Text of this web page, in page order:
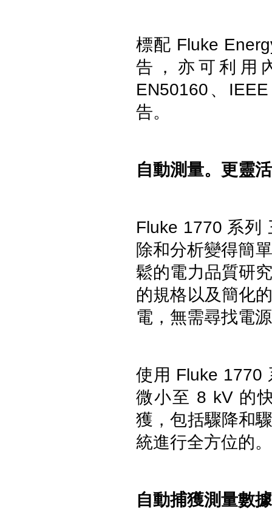
標配 Fluke
告，亦可利用
EN50160、
告。
自動測量。更靈
Fluke 1770 系列
除和分析變得簡
鬆的電力品質研
的規格以及簡化
電， 無需尋找電
使用 Fluke 1770
微小至 8 kV 的
獲，包括驟降和
統進行全方位的。
自動捕獲測量數據